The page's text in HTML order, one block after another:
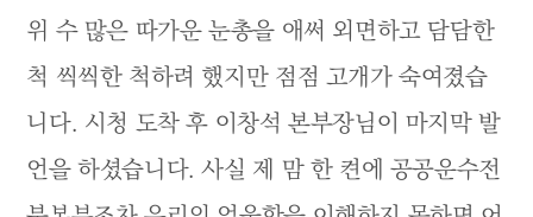
위 수 많은 따가운 눈총을 애써 외면하고 담담한
척 씩씩한 척하려 했지만 점점 고개가 숙여졌습
니다. 시청 도착 후 이창석 본부장님이 마지막 발
언을 하셨습니다. 사실 제 맘 한 켠에 공공운수전